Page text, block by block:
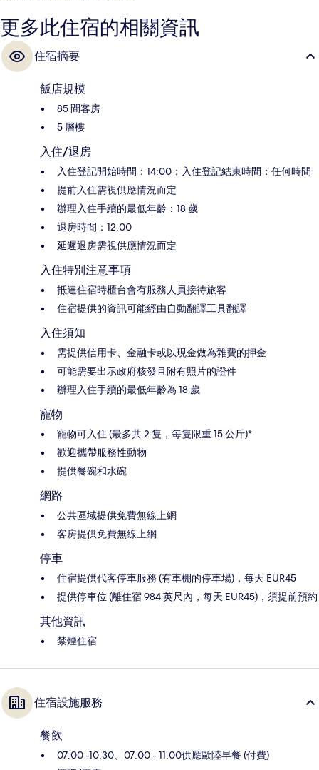
更多此住宿的相關資訊
住宿摘要
飯店規模
85 間客房
5 層樓
入住/退房
入住登記開始時間：14:00；入住登記結束時間：任何時間
提前入住需視供應情況而定
辦理入住手續的最低年齡：18 歲
退房時間：12:00
延遲退房需視供應情況而定
入住特別注意事項
抵達住宿時櫃台會有服務人員接待旅客
住宿提供的資訊可能經由自動翻譯工具翻譯
入住須知
需提供信用卡、金融卡或以現金做為雜費的押金
可能需要出示政府核發且附有照片的證件
辦理入住手續的最低年齡為 18 歲
寵物
寵物可入住 (最多共 2 隻，每隻限重 15 公斤)*
歡迎攜帶服務性動物
提供餐碗和水碗
網路
公共區域提供免費無線上網
客房提供免費無線上網
停車
住宿提供代客停車服務 (有車棚的停車場)，每天 EUR45
提供停車位 (離住宿 984 英尺內，每天 EUR45)，須提前預約
其他資訊
禁煙住宿
住宿設施服務
餐飲
07:00 -10:30、07:00 - 11:00供應歐陸早餐 (付費)